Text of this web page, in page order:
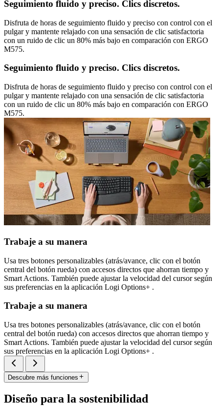
Seguimiento fluido y preciso. Clics discretos.
Disfruta de horas de seguimiento fluido y preciso con control con el
pulgar y mantente relajado con una sensación de clic satisfactoria
con un ruido de clic un 80% más bajo en comparación con ERGO
M575.
Seguimiento fluido y preciso. Clics discretos.
Disfruta de horas de seguimiento fluido y preciso con control con el
pulgar y mantente relajado con una sensación de clic satisfactoria
con un ruido de clic un 80% más bajo en comparación con ERGO
M575.
Trabaje a su manera
Usa tres botones personalizables (atrás/avance, clic con el botón
central del botón rueda) con accesos directos que ahorran tiempo y
Smart Actions. También puede ajustar la velocidad del cursor según
sus preferencias en la aplicación Logi Options+ .
Trabaje a su manera
Usa tres botones personalizables (atrás/avance, clic con el botón
central del botón rueda) con accesos directos que ahorran tiempo y
Smart Actions. También puede ajustar la velocidad del cursor según
sus preferencias en la aplicación Logi Options+ .
Descubre más funciones
Diseño para la sostenibilidad